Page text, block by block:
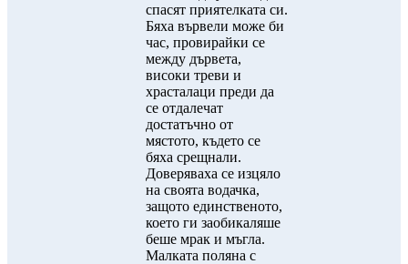
спасят приятелката си.
Бяха вървели може би
час, провирайки се
между дървета,
високи треви и
храсталаци преди да
се отдалечат
достатъчно от
мястото, където се
бяха срещнали.
Доверяваха се изцяло
на своята водачка,
защото единственото,
което ги заобикаляше
беше мрак и мъгла.
Малката поляна с